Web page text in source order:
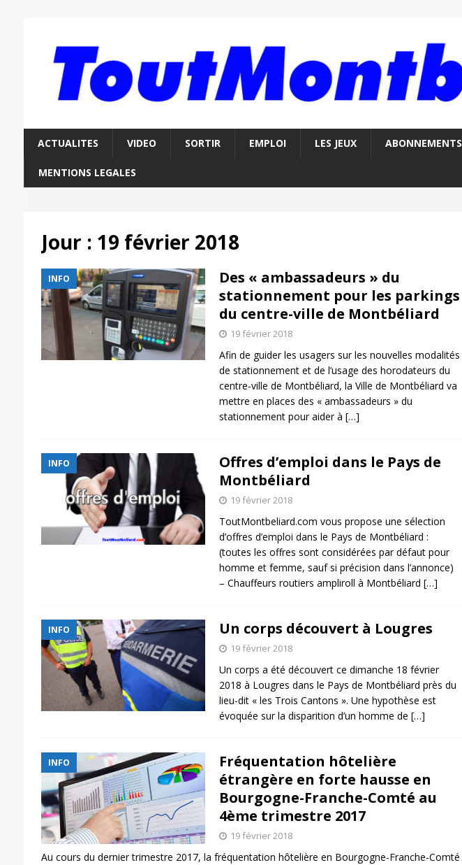
ACTUALITES VIDEO SORTIR EMPLOI LES JEUX ABONNEMENTS
MENTIONS LEGALES
Jour : 19 février 2018
INFO
Des « ambassadeurs » du
stationnement pour les parkings
du centre-ville de Montbéliard
19 février 2018
Afin de guider les usagers sur les nouvelles modalités
de stationnement et de l’usage des horodateurs du
centre-ville de Montbéliard, la Ville de Montbéliard va
mettre en places des « ambassadeurs » du
stationnement pour aider à […]
INFO
Offres d’emploi dans le Pays de
Montbéliard
19 février 2018
ToutMontbeliard.com vous propose une sélection
d’offres d’emploi dans le Pays de Montbéliard :
(toutes les offres sont considérées par défaut pour
homme et femme, sauf si précision dans l’annonce)
– Chauffeurs routiers ampliroll à Montbéliard […]
INFO Un corps découvert à Lougres
19 février 2018
Un corps a été découvert ce dimanche 18 février
2018 à Lougres dans le Pays de Montbéliard près du
lieu-dit « les Trois Cantons ». Une hypothèse est
évoquée sur la disparition d’un homme de […]
INFO
Fréquentation hôtelière
étrangère en forte hausse en
Bourgogne-Franche-Comté au
4ème trimestre 2017
19 février 2018
Au cours du dernier trimestre 2017, la fréquentation hôtelière en Bourgogne-Franche-Comté